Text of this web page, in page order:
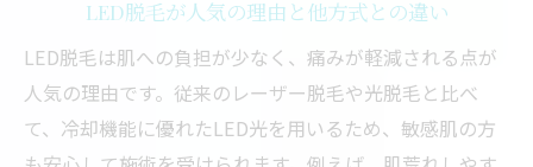
LED脱毛が人気の理由と他方式との違い
LED脱毛は肌への負担が少なく、痛みが軽減される点が
人気の理由です。従来のレーザー脱毛や光脱毛と比べ
て、冷却機能に優れたLED光を用いるため、敏感肌の方